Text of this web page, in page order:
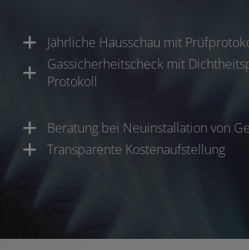
Jährliche Hausschau mit
Gassicherheitscheck mit
Protokoll
Beratung bei Neuinstallation von
Transparente Kostenaufstellung